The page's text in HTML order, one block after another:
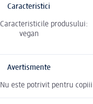
Caracteristici
Caracteristicile produsului:
vegan
Avertismente
Nu este potrivit pentru